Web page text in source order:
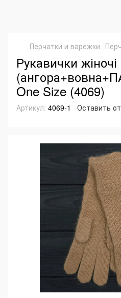
Перчатки и варежки
Рукавички
One Size (4069)
Артикул: 4069-1 Оставить